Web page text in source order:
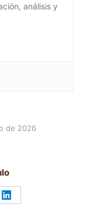
análisis y
de 2026
Share